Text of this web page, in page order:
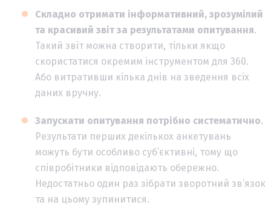
Складно отримати інформативний, зрозумілий
та красивий звіт за результатами опитування.
Такий звіт можна створити, тільки якщо
скористатися окремим інструментом для 360.
Або витративши кілька днів на зведення всіх
даних вручну.
Запускати опитування потрібно систематично.
Результати перших декількох анкетувань
можуть бути особливо суб’єктивні, тому що
співробітники відповідають обережно.
Недостатньо один раз зібрати зворотний зв’язок
та на цьому зупинитися.